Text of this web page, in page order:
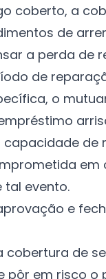
coberto, a
de
a perda de
de
o
capacidade de
em
tal evento.
e
cobertura de
pôr em risco o